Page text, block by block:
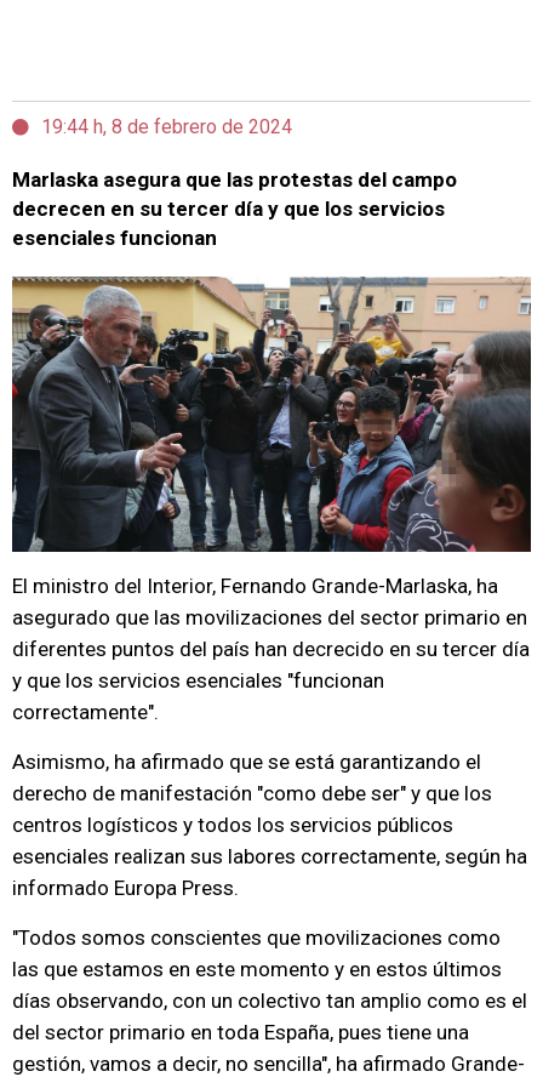
19:44 h, 8 de febrero de 2024
Marlaska asegura que las protestas del campo
decrecen en su tercer día y que los servicios
esenciales funcionan
El ministro del Interior, Fernando Grande-Marlaska, ha
asegurado que las movilizaciones del sector primario en
diferentes puntos del país han decrecido en su tercer día
y que los servicios esenciales "funcionan
correctamente".
Asimismo, ha afirmado que se está garantizando el
derecho de manifestación "como debe ser" y que los
centros logísticos y todos los servicios públicos
esenciales realizan sus labores correctamente, según ha
informado Europa Press.
"Todos somos conscientes que movilizaciones como
las que estamos en este momento y en estos últimos
días observando, con un colectivo tan amplio como es el
del sector primario en toda España, pues tiene una
gestión, vamos a decir, no sencilla", ha afirmado Grande-